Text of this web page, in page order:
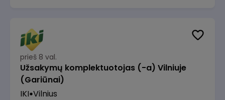
prieš 8 val.
Užsakymų komplektuotojas (-a) Vilniuje
(Gariūnai)
IKI Vilnius